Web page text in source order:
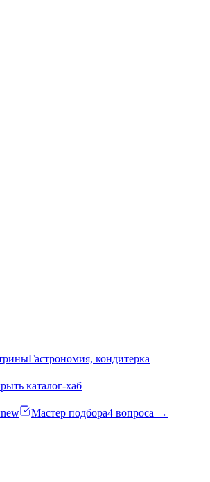
Гастрономия, кондитерка
каталог-хаб
new Мастер подбора4 вопроса →